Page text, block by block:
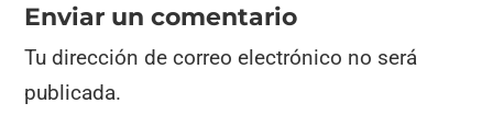
Enviar un comentario
Tu dirección de correo electrónico no será
publicada.